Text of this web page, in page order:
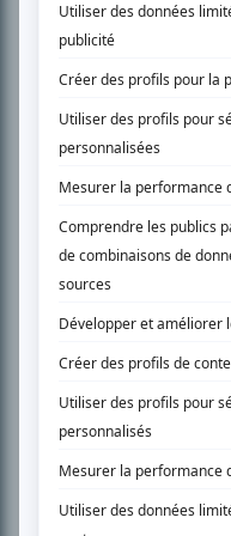
SUR LE RÉSEAU BIZZ MÉDIA
PLAN DU SITE
Accueil
Liste des oeuvres
Recherche avancée
À propos
Nous contacter
Termes et conditions
Politique de confidentialité
Gestion du consentement